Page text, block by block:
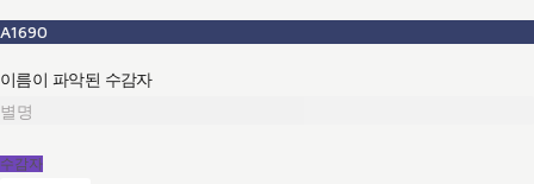
A1690
이름이 파악된 수감자
별명
수감자